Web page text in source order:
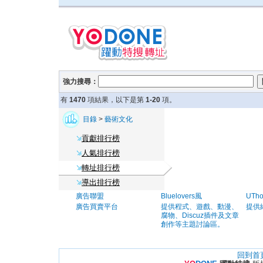
強力搜尋：
有 1470 項結果，以下是第 1-20 項。
目錄 > 藝術文化
貢獻排行榜
人氣排行榜
轉址排行榜
導出排行榜
廣告聯盟
廣告買賣平台
Bluelovers風
提供程式、遊戲、動漫、
腐物、Discuz插件及文章
創作等主題討論區。
提供
回到首